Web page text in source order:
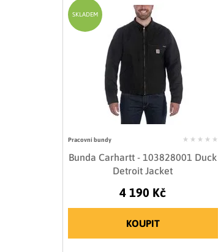
Pracovní bundy
Bunda Carhartt - 103828001 Duck
Detroit Jacket
4 190 Kč
KOUPIT
SKLADEM